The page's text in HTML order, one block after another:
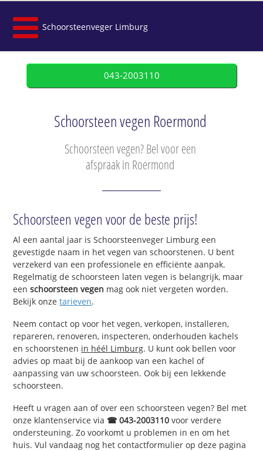
Schoorsteenveger Limburg
043-2003110
Schoorsteen vegen Roermond
Schoorsteen vegen? Bel voor een
afspraak in Roermond
Schoorsteen vegen voor de beste prijs!
Al een aantal jaar is Schoorsteenveger Limburg een
gevestigde naam in het vegen van schoorstenen. U bent
verzekerd van een professionele en efficiënte aanpak.
Regelmatig de schoorsteen laten vegen is belangrijk, maar
eenschoorsteen vegen mag ook niet vergeten worden.
Bekijk onzetarieven.
Neem contact op voor het vegen, verkopen, installeren,
repareren, renoveren, inspecteren, onderhouden kachels
en schoorstenen in héél Limburg. U kunt ook bellen voor
advies op maat bij de aankoop van een kachel of
aanpassing van uw schoorsteen. Ook bij een lekkende
schoorsteen.
Heeft u vragen aan of over een schoorsteen vegen? Bel met
onze klantenservice via ☎ 043-2003110 voor verdere
ondersteuning. Zo voorkomt u problemen in en om het
huis. Vul vandaag nog het contactformulier op deze pagina